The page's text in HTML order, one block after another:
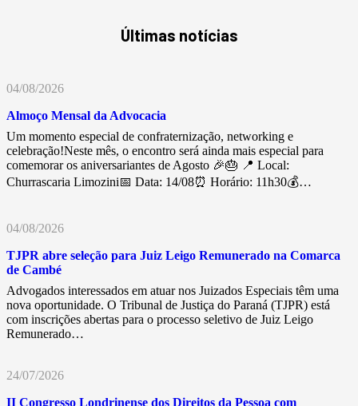
Últimas notícias
04/08/2026
Almoço Mensal da Advocacia
Um momento especial de confraternização, networking e
celebração!Neste mês, o encontro será ainda mais especial para
comemorar os aniversariantes de Agosto 🎉🎂 📍 Local:
Churrascaria Limozini📅 Data: 14/08⏰ Horário: 11h30💰…
04/08/2026
TJPR abre seleção para Juiz Leigo Remunerado na Comarca
de Cambé
Advogados interessados em atuar nos Juizados Especiais têm uma
nova oportunidade. O Tribunal de Justiça do Paraná (TJPR) está
com inscrições abertas para o processo seletivo de Juiz Leigo
Remunerado…
24/07/2026
II Congresso Londrinense dos Direitos da Pessoa com